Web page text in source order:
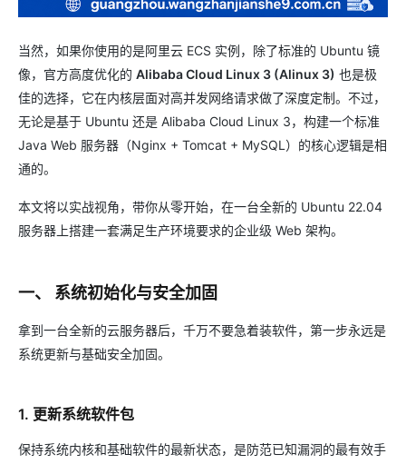
当然，如果你使用的是阿里云 ECS 实例，除了标准的 Ubuntu 镜
像，官方高度优化的 Alibaba Cloud Linux 3 (Alinux 3) 也是极
佳的选择，它在内核层面对高并发网络请求做了深度定制。不过，
无论是基于 Ubuntu 还是 Alibaba Cloud Linux 3，构建一个标准
Java Web 服务器（Nginx + Tomcat + MySQL）的核心逻辑是相
通的。
本文将以实战视角，带你从零开始，在一台全新的 Ubuntu 22.04
服务器上搭建一套满足生产环境要求的企业级 Web 架构。
一、 系统初始化与安全加固
拿到一台全新的云服务器后，千万不要急着装软件，第一步永远是
系统更新与基础安全加固。
1. 更新系统软件包
保持系统内核和基础软件的最新状态，是防范已知漏洞的最有效手